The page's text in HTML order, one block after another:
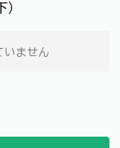
いません